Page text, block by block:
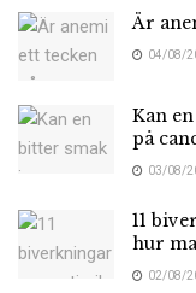
Är
04/08/
Kan
på
03/08/
11
hur
02/08/